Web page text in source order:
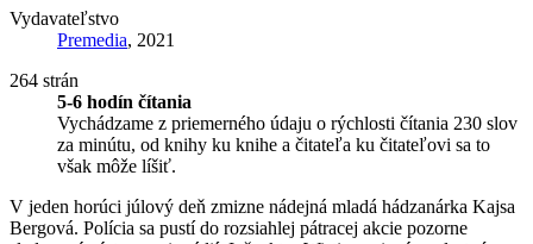
Vydavateľstvo
Premedia, 2021
264 strán
5-6 hodín čítania
Vychádzame z priemerného údaju o rýchlosti čítania 230 slov
za minútu, od knihy ku knihe a čitateľa ku čitateľovi sa to
však môže líšiť.
V jeden horúci júlový deň zmizne nádejná mladá hádzanárka Kajsa
Bergová. Polícia sa pustí do rozsiahlej pátracej akcie pozorne